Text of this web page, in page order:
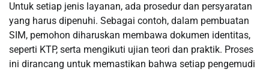
Untuk setiap jenis layanan, ada prosedur dan persyaratan
yang harus dipenuhi. Sebagai contoh, dalam pembuatan
SIM, pemohon diharuskan membawa dokumen identitas,
seperti KTP, serta mengikuti ujian teori dan praktik. Proses
ini dirancang untuk memastikan bahwa setiap pengemudi